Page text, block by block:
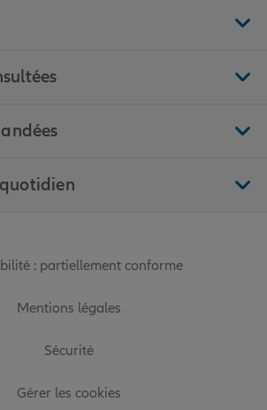
: partiellement conforme
Mentions légales
Sécurité
Gérer les cookies